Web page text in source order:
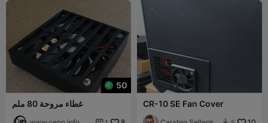
50
غطاء مروحة 80 ملم
CR-10 SE Fan Cover